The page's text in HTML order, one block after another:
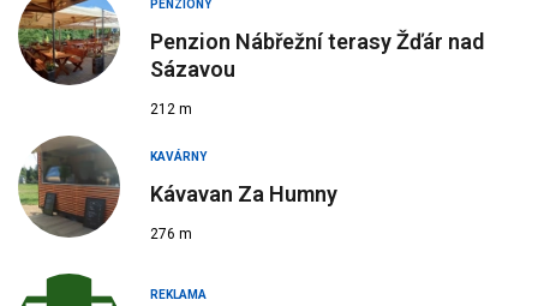
PENZIONY
Penzion Nábřežní terasy Žďár nad
Sázavou
212 m
KAVÁRNY
Kávavan Za Humny
276 m
REKLAMA